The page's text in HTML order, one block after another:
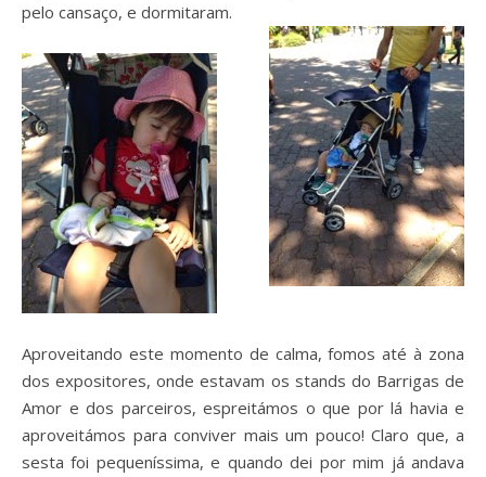
pelo cansaço, e dormitaram.
Aproveitando este momento de calma, fomos até à zona
dos expositores, onde estavam os stands do Barrigas de
Amor e dos parceiros, espreitámos o que por lá havia e
aproveitámos para conviver mais um pouco! Claro que, a
sesta foi pequeníssima, e quando dei por mim já andava